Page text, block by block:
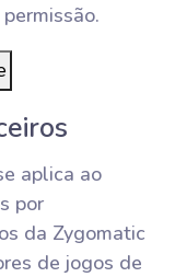
aplica ao
por
da Zygomatic
de jogos de